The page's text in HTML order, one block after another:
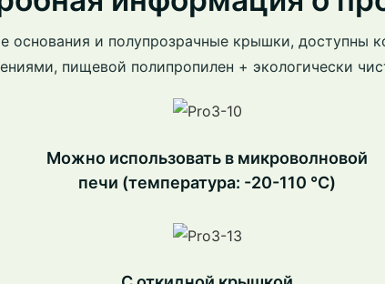
основания и полупрозрачные крышки, доступны
пищевой полипропилен + экологически
Можно использовать в микроволновой
печи (температура: -20-110 ℃)